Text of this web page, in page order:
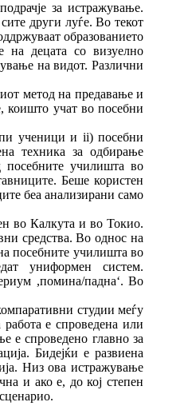
за истражување.
други луѓе. Во текот
образованието
на децата со визуелно
на видот. Различни
метод на предавање и
коишто учат во посебни
ученици и ii) посебни
техника за одбирање
училишта во
Беше користен
беа анализирани само
во Калкута и во Токио.
средства. Во однос на
посебните училишта во
униформен систем.
,помина/паднаʻ. Во
студии меѓу
е спроведена или
е спроведено главно за
Бидејќи е развиена
Низ ова истражување
и ако е, до кој степен